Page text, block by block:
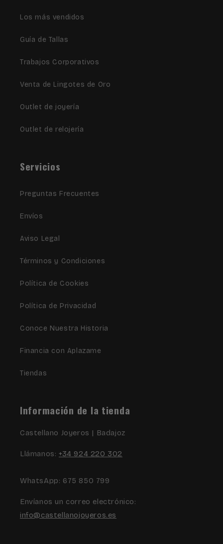
Los más vendidos
Guía de Tallas
Trabajos Corporativos
Venta de Lingotes de Oro
Outlet de joyería
Outlet de relojería
Servicios
Preguntas Frecuentes
Envíos
Aviso Legal
Términos y Condiciones
Política de Cookies
Política de Privacidad
Conoce Nuestra Historia
Financia con Aplazame
Tiendas
Información de la tienda
Castellano Joyeros | Badajoz
Llámanos: +34 924 220 302
WhatsApp: 675 850 799
Envíanos un correo electrónico:
info@castellanojoyeros.es